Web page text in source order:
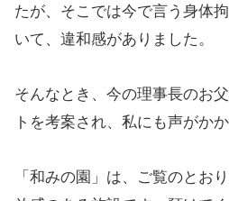
たが、そこでは今で言う身体
いて、違和感がありました。
そんなとき、今の理事長のお
トを考案され、私にも声がかか
「和みの園」は、ご覧のとお